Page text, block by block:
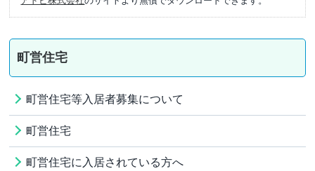
町営住宅
町営住宅等入居者募集について
町営住宅
町営住宅に入居されている方へ